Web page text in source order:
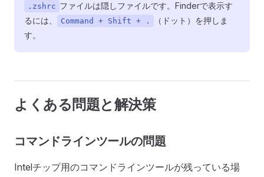
.zshrc ファイルは隠しファイルです。Finderで表示す
るには、
Command + Shift + .
（ドット）を押しま
す。
よくある問題と解決策
コマンドラインツールの問題
Intelチップ用のコマンドラインツールが残っている場